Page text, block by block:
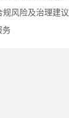
风险及治理建议
务